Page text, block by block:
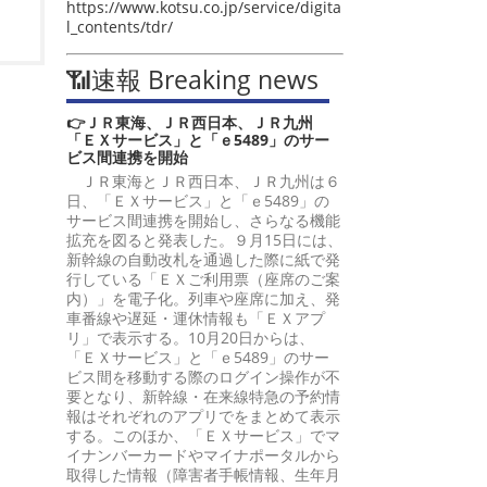
https://www.kotsu.co.jp/service/digita
l_contents/tdr/
📶速報 Breaking news
👉ＪＲ東海、ＪＲ西日本、ＪＲ九州
「ＥＸサービス」と「ｅ5489」のサー
ビス間連携を開始
ＪＲ東海とＪＲ西日本、ＪＲ九州は６
日、「ＥＸサービス」と「ｅ5489」の
サービス間連携を開始し、さらなる機能
拡充を図ると発表した。９月15日には、
新幹線の自動改札を通過した際に紙で発
行している「ＥＸご利用票（座席のご案
内）」を電子化。列車や座席に加え、発
車番線や遅延・運休情報も「ＥＸアプ
リ」で表示する。10月20日からは、
「ＥＸサービス」と「ｅ5489」のサー
ビス間を移動する際のログイン操作が不
要となり、新幹線・在来線特急の予約情
報はそれぞれのアプリでをまとめて表示
する。このほか、「ＥＸサービス」でマ
イナンバーカードやマイナポータルから
取得した情報（障害者手帳情報、生年月